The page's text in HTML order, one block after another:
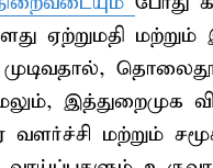
ஏற்றுமதி மற்றும்
இத்துறைமுக
மற்றும்